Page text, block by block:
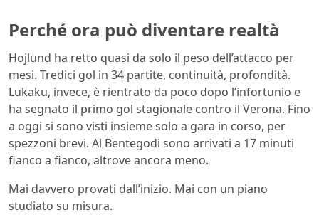
Perché ora può diventare realtà
Hojlund ha retto quasi da solo il peso dell’attacco per
mesi. Tredici gol in 34 partite, continuità, profondità.
Lukaku, invece, è rientrato da poco dopo l’infortunio e
ha segnato il primo gol stagionale contro il Verona. Fino
a oggi si sono visti insieme solo a gara in corso, per
spezzoni brevi. Al Bentegodi sono arrivati a 17 minuti
fianco a fianco, altrove ancora meno.
Mai davvero provati dall’inizio. Mai con un piano
studiato su misura.